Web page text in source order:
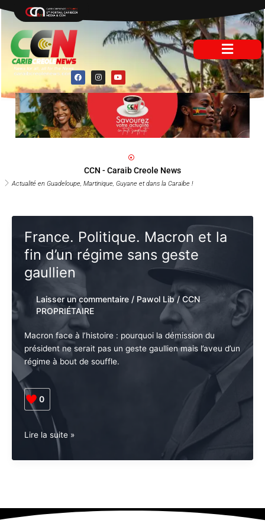
contenu
F
a
c
e
b
o
o
k
I
n
s
t
m
Y
o
u
t
b
e
Actualité en Guadeloupe, Martinique, Guyane et dans la Caraïbe !
CCN - Caraib Creole News
France. Politique. Macron et la
fin d’un régime sans geste
gaullien
Laisser un commentaire / Pawol Lib/ CCN
PROPRIÉTAIRE
Macron face à l’histoire : pourquoi la démission du
président ne serait pas un geste gaullien mais l’aveu d’un
régime à bout de souffle.
0
France.
Politique.
Macron
Lire la suite »